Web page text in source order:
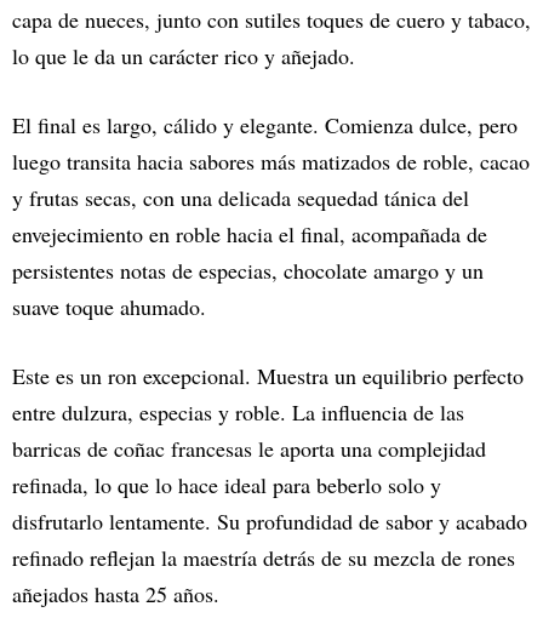
capa de nueces, junto con sutiles toques de cuero y tabaco,
lo que le da un carácter rico y añejado.
El final es largo, cálido y elegante. Comienza dulce, pero
luego transita hacia sabores más matizados de roble, cacao
y frutas secas, con una delicada sequedad tánica del
envejecimiento en roble hacia el final, acompañada de
persistentes notas de especias, chocolate amargo y un
suave toque ahumado.
Este es un ron excepcional. Muestra un equilibrio perfecto
entre dulzura, especias y roble. La influencia de las
barricas de coñac francesas le aporta una complejidad
refinada, lo que lo hace ideal para beberlo solo y
disfrutarlo lentamente. Su profundidad de sabor y acabado
refinado reflejan la maestría detrás de su mezcla de rones
añejados hasta 25 años.